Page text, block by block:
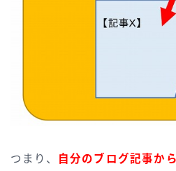
つまり、
自分のブログ記事か